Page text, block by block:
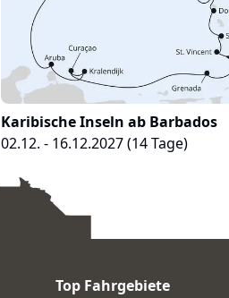
Karibische Inseln ab Barbados
02.12. - 16.12.2027(14Tage)
Top Fahrgebiete